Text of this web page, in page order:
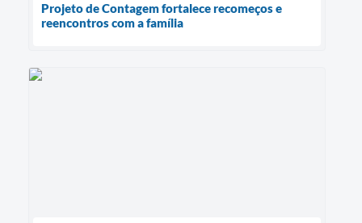
Projeto de Contagem fortalece recomeços e
reencontros com a família